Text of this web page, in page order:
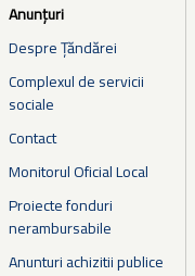
Anunțuri
Despre Țăndărei
Complexul de servicii
sociale
Contact
Monitorul Oficial Local
Proiecte fonduri
nerambursabile
Anunturi achizitii publice